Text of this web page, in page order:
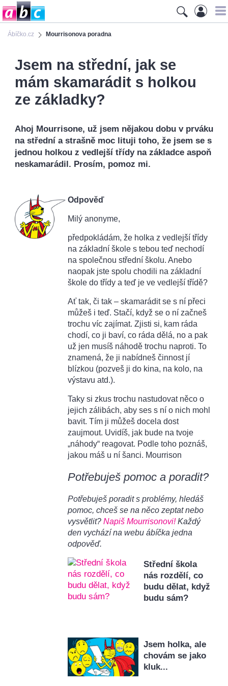
Ábíčko.cz Mourrisonova poradna
Jsem na střední, jak se
mám skamarádit s holkou
ze základky?
Ahoj Mourrisone, už jsem nějakou dobu v prváku
na střední a strašně moc lituji toho, že jsem se s
jednou holkou z vedlejší třídy na základce aspoň
neskamarádil. Prosím, pomoz mi.
Odpověď
Milý anonyme,
předpokládám, že holka z vedlejší třídy
na základní škole s tebou teď nechodí
na společnou střední školu. Anebo
naopak jste spolu chodili na základní
škole do třídy a teď je ve vedlejší třídě?
Ať tak, či tak – skamarádit se s ní přeci
můžeš i teď. Stačí, když se o ní začneš
trochu víc zajímat. Zjisti si, kam ráda
chodí, co ji baví, co ráda dělá, no a pak
už jen musíš náhodě trochu naproti. To
znamená, že ji nabídneš činnost jí
blízkou (pozveš ji do kina, na kolo, na
výstavu atd.).
Taky si zkus trochu nastudovat něco o
jejich zálibách, aby ses s ní o nich mohl
bavit. Tím ji můžeš docela dost
zaujmout. Uvidíš, jak bude na tvoje
„náhody“ reagovat. Podle toho poznáš,
jakou máš u ní šanci. Mourrison
Potřebuješ pomoc a poradit?
Potřebuješ poradit s problémy, hledáš
pomoc, chceš se na něco zeptat nebo
vysvětlit? Napiš Mourrisonovi!Každý
den vychází na webu ábíčka jedna
odpověď.
Střední škola
nás rozdělí, co
budu dělat, když
budu sám?
Jsem holka, ale
chovám se jako
kluk...